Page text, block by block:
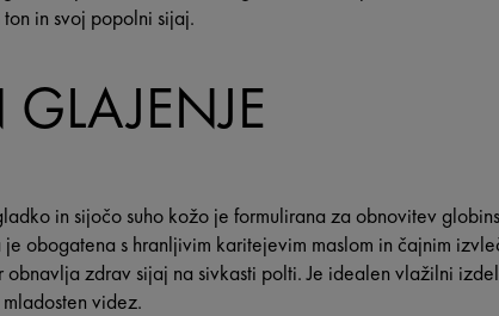
in svoj popolni sijaj.
in sijočo suho kožo je formulirana za obnovitev
obogatena s hranljivim karitejevim maslom in čajnim
zdrav sijaj na sivkasti polti. Je idealen vlažilni
videz.